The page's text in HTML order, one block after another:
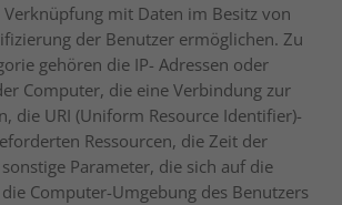
mit Daten im Besitz von
der Benutzer ermöglichen. Zu
gehören die IP- Adressen oder
Computer, die eine Verbindung zur
die URI (Uniform Resource Identifier)-
Ressourcen, die Zeit der
Parameter, die sich auf die
Computer-Umgebung des Benutzers